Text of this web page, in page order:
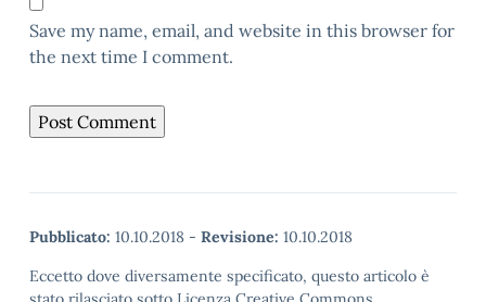
Save my name, email, and website in this browser for
the next time I comment.
Pubblicato: 10.10.2018 - Revisione: 10.10.2018
Eccetto dove diversamente specificato, questo articolo è